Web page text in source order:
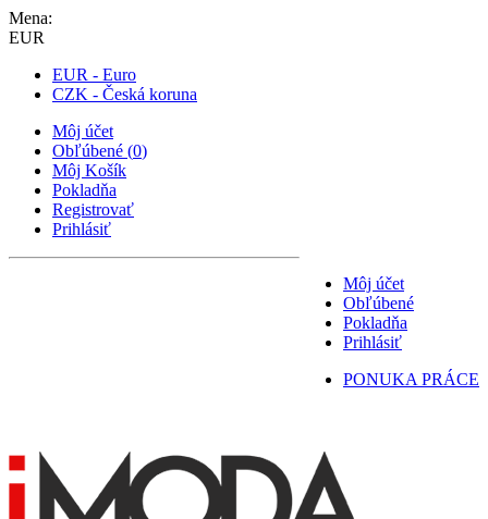
Mena:
EUR
EUR - Euro
CZK - Česká koruna
Môj účet
Obľúbené (0)
Môj Košík
Pokladňa
Registrovať
Prihlásiť
Môj účet
Obľúbené
Pokladňa
Prihlásiť
PONUKA PRÁCE